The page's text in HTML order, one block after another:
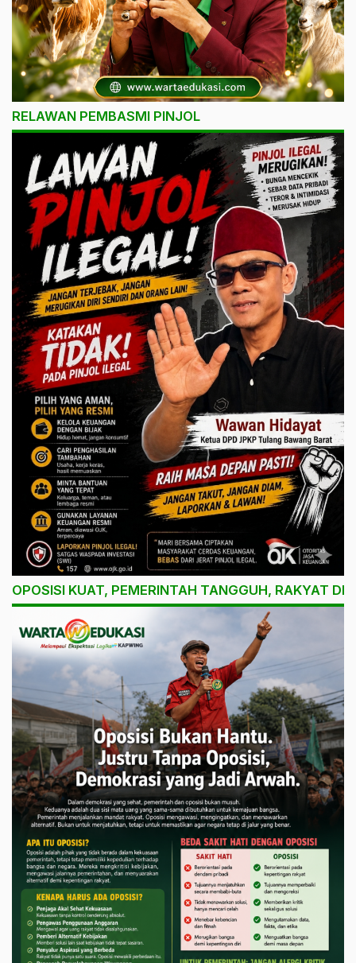
RELAWAN PEMBASMI PINJOL
OPOSISI KUAT, PEMERINTAH TANGGUH, RAKYAT